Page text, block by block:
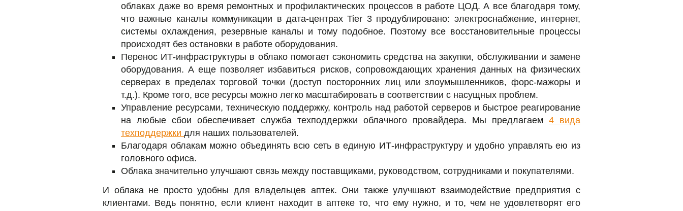
облаках даже во время ремонтных и профилактических процессов в работе ЦОД. А все благодаря тому,
что важные каналы коммуникации в дата-центрах Tier 3 продублировано: электроснабжение, интернет,
системы охлаждения, резервные каналы и тому подобное. Поэтому все восстановительные процессы
происходят без остановки в работе оборудования.
Перенос ИТ-инфраструктуры в облако помогает сэкономить средства на закупки, обслуживании и замене
оборудования. А еще позволяет избавиться рисков, сопровождающих хранения данных на физических
серверах в пределах торговой точки (доступ посторонних лиц или злоумышленников, форс-мажоры и
т.д.). Кроме того, все ресурсы можно легко масштабировать в соответствии с насущных проблем.
Управление ресурсами, техническую поддержку, контроль над работой серверов и быстрое реагирование
на любые сбои обеспечивает служба техподдержки облачного провайдера. Мы предлагаем 4 вида
техподдержки для наших пользователей.
Благодаря облакам можно объединять всю сеть в единую ИТ-инфраструктуру и удобно управлять ею из
головного офиса.
Облака значительно улучшают связь между поставщиками, руководством, сотрудниками и покупателями.
И облака не просто удобны для владельцев аптек. Они также улучшают взаимодействие предприятия с
клиентами. Ведь понятно, если клиент находит в аптеке то, что ему нужно, и то, чем не удовлетворят его